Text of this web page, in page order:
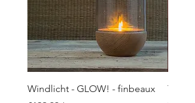
Windlicht - GLOW! - finbeaux
Topf/